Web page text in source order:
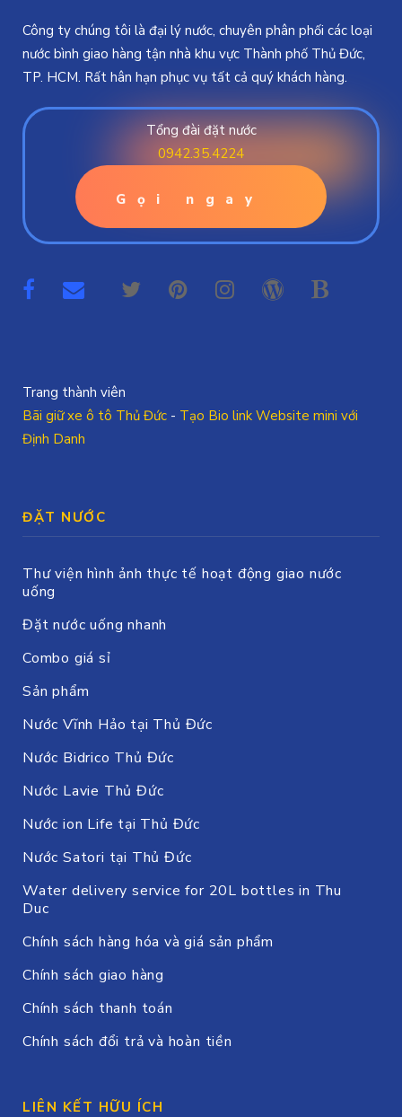
Công ty chúng tôi là đại lý nước, chuyên phân phối các loại
nước bình giao hàng tận nhà khu vực Thành phố Thủ Đức,
TP. HCM. Rất hân hạn phục vụ tất cả quý khách hàng.
Tổng đài đặt nước
0942.35.4224
Gọi ngay
Trang thành viên
Bãi giữ xe ô tô Thủ Đức - Tạo Bio link Website mini với
Định Danh
ĐẶT NƯỚC
Thư viện hình ảnh thực tế hoạt động giao nước
uống
Đặt nước uống nhanh
Combo giá sỉ
Sản phẩm
Nước Vĩnh Hảo tại Thủ Đức
Nước Bidrico Thủ Đức
Nước Lavie Thủ Đức
Nước ion Life tại Thủ Đức
Nước Satori tại Thủ Đức
Water delivery service for 20L bottles in Thu
Duc
Chính sách hàng hóa và giá sản phẩm
Chính sách giao hàng
Chính sách thanh toán
Chính sách đổi trả và hoàn tiền
LIÊN KẾT HỮU ÍCH